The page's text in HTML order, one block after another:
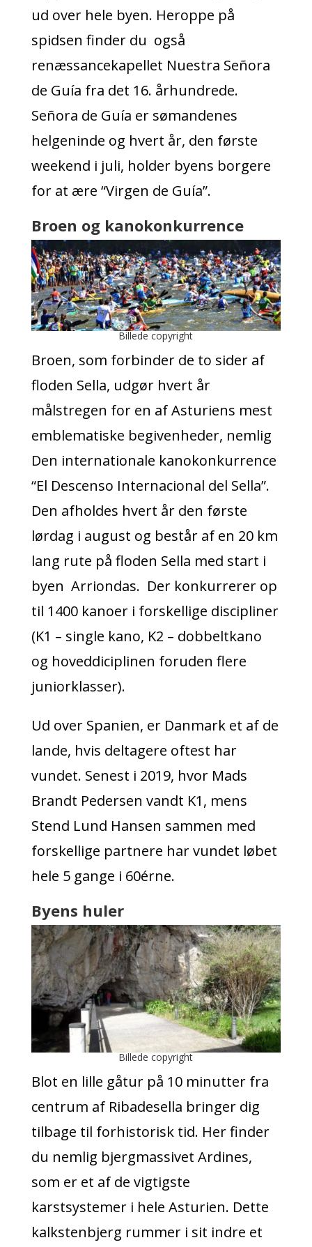
ud over hele byen. Heroppe på
spidsen finder du også
renæssancekapellet Nuestra Señora
de Guía fra det 16. århundrede.
Señora de Guía er sømandenes
helgeninde og hvert år, den første
weekend i juli, holder byens borgere
for at ære “Virgen de Guía”.
Broen og kanokonkurrence
Billede copyright
Broen, som forbinder de to sider af
floden Sella, udgør hvert år
målstregen for en af Asturiens mest
emblematiske begivenheder, nemlig
Den internationale kanokonkurrence
“El Descenso Internacional del Sella”.
Den afholdes hvert år den første
lørdag i august og består af en 20 km
lang rute på floden Sella med start i
byen Arriondas. Der konkurrerer op
til 1400 kanoer i forskellige discipliner
(K1 – single kano, K2 – dobbeltkano
og hoveddiciplinen foruden flere
juniorklasser).
Ud over Spanien, er Danmark et af de
lande, hvis deltagere oftest har
vundet. Senest i 2019, hvor Mads
Brandt Pedersen vandt K1, mens
Stend Lund Hansen sammen med
forskellige partnere har vundet løbet
hele 5 gange i 60érne.
Byens huler
Billede copyright
Blot en lille gåtur på 10 minutter fra
centrum af Ribadesella bringer dig
tilbage til forhistorisk tid. Her finder
du nemlig bjergmassivet Ardines,
som er et af de vigtigste
karstsystemer i hele Asturien. Dette
kalkstenbjerg rummer i sit indre et